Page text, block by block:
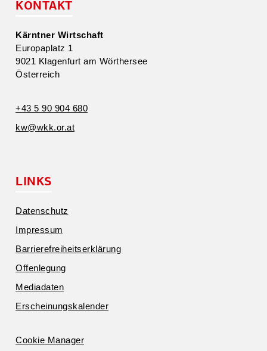
KONTAKT
Kärntner Wirtschaft
Europa­platz 1
9021 Klagenfurt am Wörthersee
Öster­reich
+43 5 90 904 680
kw@​wkk.​or.​at
LINKS
Daten­schutz
Impressum
Barrie­re­frei­heits­er­klärung
Offen­legung
Media­daten
Erschei­nungs­ka­lender
Cookie Manager